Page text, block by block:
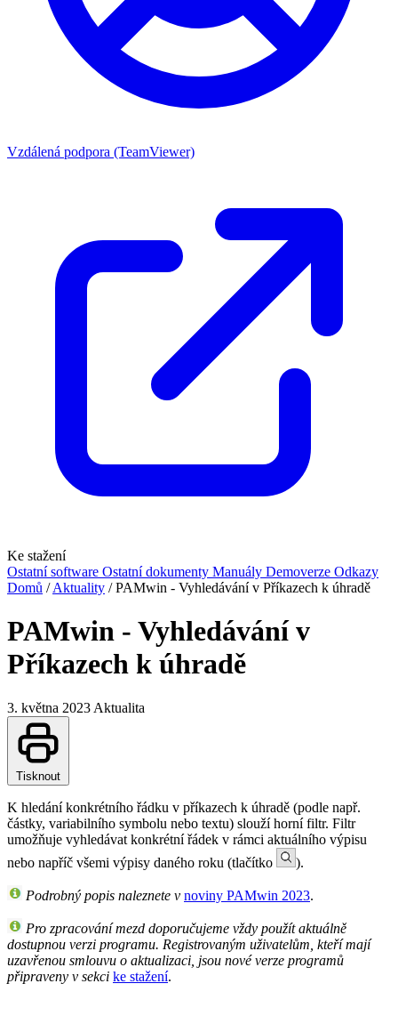
Vzdálená podpora (TeamViewer)
Ke stažení
Ostatní software Ostatní dokumenty Manuály Demoverze Odkazy
Domů / Aktuality / PAMwin - Vyhledávání v Příkazech k úhradě
PAMwin - Vyhledávání v
Příkazech k úhradě
3. května 2023 Aktualita
Tisknout
K hledání konkrétního řádku v příkazech k úhradě (podle např.
částky, variabilního symbolu nebo textu) slouží horní filtr. Filtr
umožňuje vyhledávat konkrétní řádek v rámci aktuálního výpisu
nebo napříč všemi výpisy daného roku (tlačítko
).
Podrobný popis naleznete v noviny PAMwin 2023.
Pro zpracování mezd doporučujeme vždy použít aktuálně
dostupnou verzi programu. Registrovaným uživatelům, kteří mají
uzavřenou smlouvu o aktualizaci, jsou nové verze programů
připraveny v sekci ke stažení.